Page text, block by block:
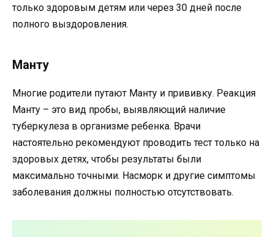
только здоровым детям или через 30 дней после
полного выздоровления.
Манту
Многие родители путают Манту и прививку. Реакция
Манту – это вид пробы, выявляющий наличие
туберкулеза в организме ребенка. Врачи
настоятельно рекомендуют проводить тест только на
здоровых детях, чтобы результаты были
максимально точными. Насморк и другие симптомы
заболевания должны полностью отсутствовать.